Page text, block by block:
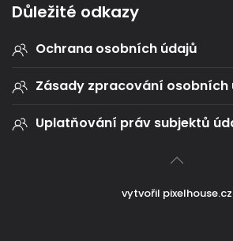
Důležité odkazy
Ochrana osobních údajů
Zásady zpracování osobních
Uplatňování práv subjektů
vytvořil pixelhouse.cz